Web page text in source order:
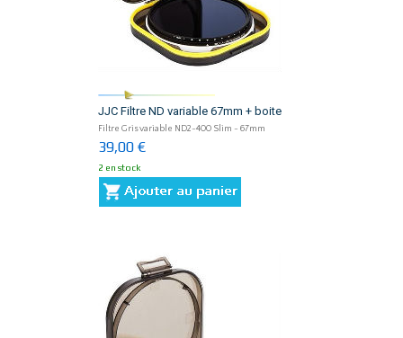
JJC Filtre ND variable 67mm + boite
Filtre Gris variable ND2-400 Slim - 67mm
39,00 €
2 en stock